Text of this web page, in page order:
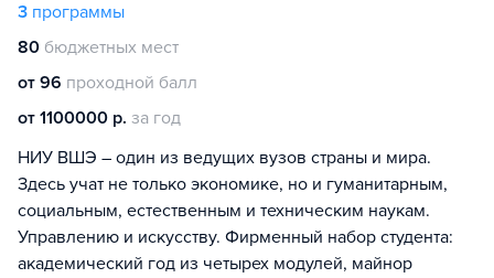
3 программы
80 бюджетных мест
от 96 проходной балл
от 1100000 р. за год
НИУ ВШЭ – один из ведущих вузов страны и мира.
Здесь учат не только экономике, но и гуманитарным,
социальным, естественным и техническим наукам.
Управлению и искусству. Фирменный набор студента:
академический год из четырех модулей, майнор